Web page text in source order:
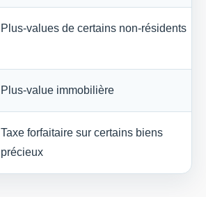
Plus-values de certains non-résidents
Plus-value immobilière
Taxe forfaitaire sur certains biens
précieux